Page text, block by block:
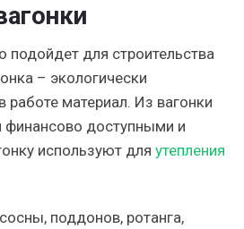
подойдет для строительства
– экологически
работе материал. Из вагонки
финансово доступными и
используют для утепления